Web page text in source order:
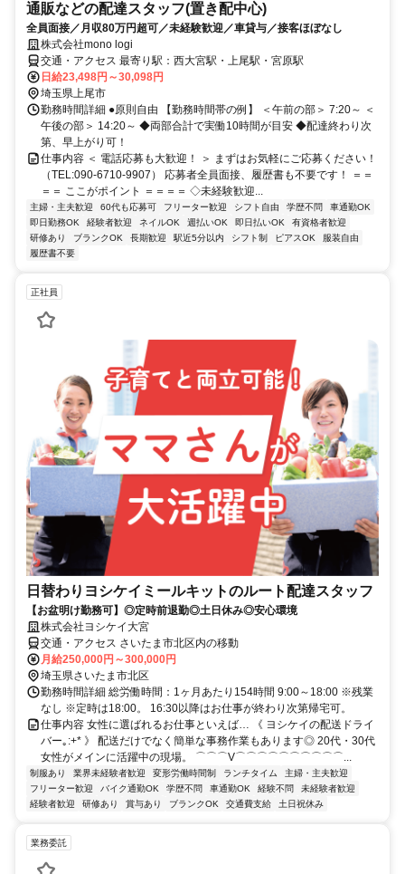
通販などの配達スタッフ(置き配中心)
全員面接／月収80万円超可／未経験歓迎／車貸与／接客ほぼなし
株式会社mono logi
交通・アクセス 最寄り駅：西大宮駅・上尾駅・宮原駅
日給23,498円～30,098円
埼玉県上尾市
勤務時間詳細 ●原則自由 【勤務時間帯の例】 ＜午前の部＞ 7:20～ ＜
午後の部＞ 14:20～ ◆両部合計で実働10時間が目安 ◆配達終わり次
第、早上がり可！
仕事内容 ＜ 電話応募も大歓迎！ ＞ まずはお気軽にご応募ください！
（TEL:090‐6710‐9907） 応募者全員面接、履歴書も不要です！ ＝＝
＝＝ ここがポイント ＝＝＝＝ ◇未経験歓迎...
主婦・主夫歓迎 60代も応募可 フリーター歓迎 シフト自由 学歴不問
車通勤OK
即日勤務OK
経験者歓迎 ネイルOK 週払いOK 即日払いOK
有資格者歓迎
研修あり
ブランクOK 長期歓迎 駅近5分以内 シフト制 ピアスOK
服装自由
履歴書不要
正社員
日替わりヨシケイミールキットのルート配達スタッフ
【お盆明け勤務可】◎定時前退勤◎土日休み◎安心環境
株式会社ヨシケイ大宮
交通・アクセス さいたま市北区内の移動
月給250,000円～300,000円
埼玉県さいたま市北区
勤務時間詳細 総労働時間：1ヶ月あたり154時間 9:00～18:00 ※残業
なし ※定時は18:00。 16:30以降はお仕事が終わり次第帰宅可。
仕事内容 女性に選ばれるお仕事といえば… 《 ヨシケイの配送ドライ
バー｡:+* 》 配送だけでなく簡単な事務作業もあります◎ 20代・30代
女性がメインに活躍中の現場。 ⌒⌒⌒V⌒⌒⌒⌒⌒⌒⌒⌒⌒⌒...
制服あり 業界未経験者歓迎 変形労働時間制 ランチタイム
主婦・主夫歓迎
フリーター歓迎
バイク通勤OK 学歴不問 車通勤OK 経験不問
未経験者歓迎
経験者歓迎
研修あり 賞与あり ブランクOK 交通費支給 土日祝休み
業務委託